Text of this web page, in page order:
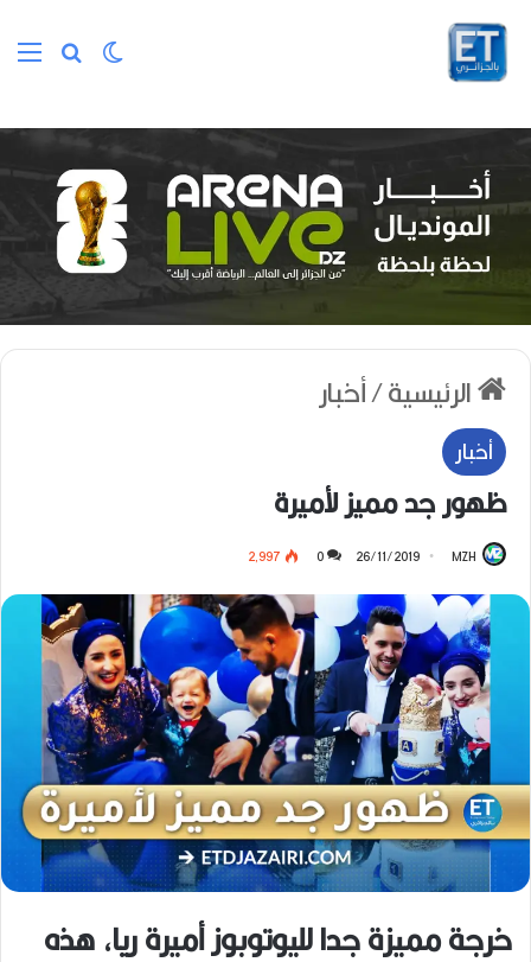
بحث عن
الوضع المظلم
الرئيسية/أخبار
أخبار
ظهور جد مميز لأميرة
MZH
26/11/2019
0 2٬997
خرجة مميزة جدا لليوتوبوز أميرة ريا، هذه